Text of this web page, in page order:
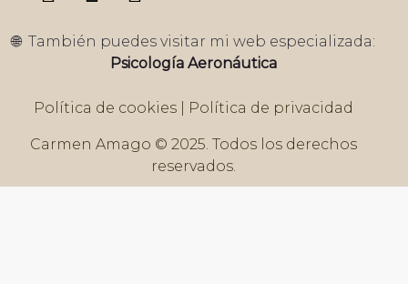
🌐 También puedes visitar mi web especializada:
Psicología Aeronáutica
Política de cookies Política de privacidad
Carmen Amago © 2025. Todos los derechos
reservados.